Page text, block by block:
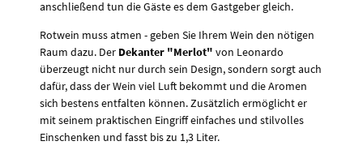
anschließend tun die Gäste es dem Gastgeber gleich.
Rotwein muss atmen - geben Sie Ihrem Wein den nötigen
Raum dazu. Der Dekanter "Merlot" von Leonardo
überzeugt nicht nur durch sein Design, sondern sorgt auch
dafür, dass der Wein viel Luft bekommt und die Aromen
sich bestens entfalten können. Zusätzlich ermöglicht er
mit seinem praktischen Eingriff einfaches und stilvolles
Einschenken und fasst bis zu 1,3 Liter.